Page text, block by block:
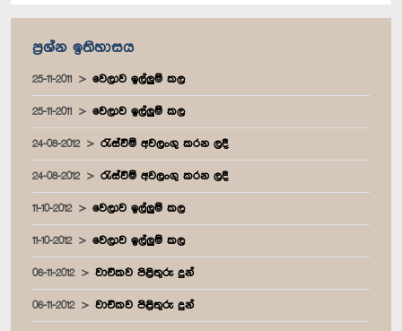
ප්‍රශ්න ඉතිහාසය
25-11-2011 වෙලාව ඉල්ලුම් කල
25-11-2011 වෙලාව ඉල්ලුම් කල
24-08-2012 රැස්වීම් අවලංගු කරන ලදී
24-08-2012 රැස්වීම් අවලංගු කරන ලදී
11-10-2012 වෙලාව ඉල්ලුම් කල
11-10-2012 වෙලාව ඉල්ලුම් කල
06-11-2012 වාචිකව පිළිතුරු දුන්
06-11-2012 වාචිකව පිළිතුරු දුන්